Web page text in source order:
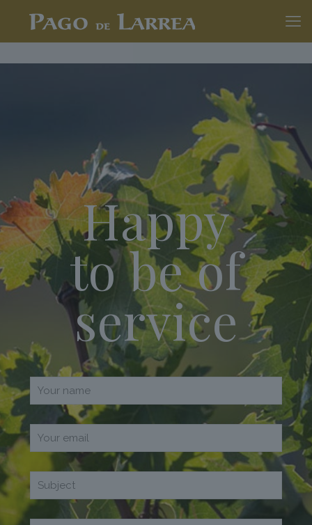
Happy
to be of
service